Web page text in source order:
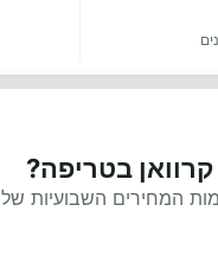
בטריפה?
המחירים השבועיות